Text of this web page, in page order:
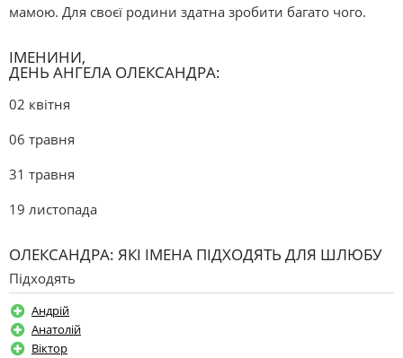
мамою. Для своєї родини здатна зробити багато чого.
ІМЕНИНИ,
ДЕНЬ АНГЕЛА ОЛЕКСАНДРА:
02 квітня
06 травня
31 травня
19 листопада
ОЛЕКСАНДРА: ЯКІ ІМЕНА ПІДХОДЯТЬ ДЛЯ ШЛЮБУ
Підходять
Андрій
Анатолій
Віктор